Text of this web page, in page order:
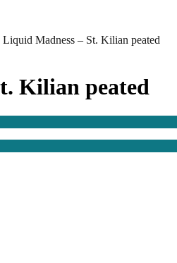
Liquid Madness – St. Kilian peated
Kilian peated